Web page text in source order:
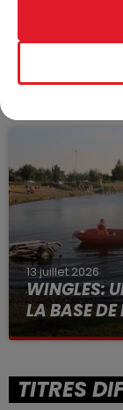
BÉTHUNE:
13 juillet 2026
WINGLES:
LA BASE DE
La victime a
TITRES